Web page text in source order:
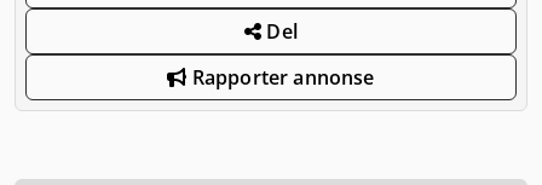
Del
Rapporter annonse